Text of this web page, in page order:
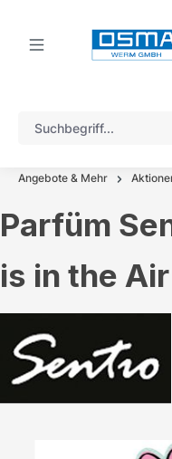
Angebote & Mehr
Parfüm
is in the
Bildergalerie überspringen